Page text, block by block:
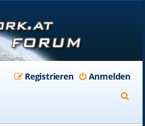
Anmelden
Registrieren